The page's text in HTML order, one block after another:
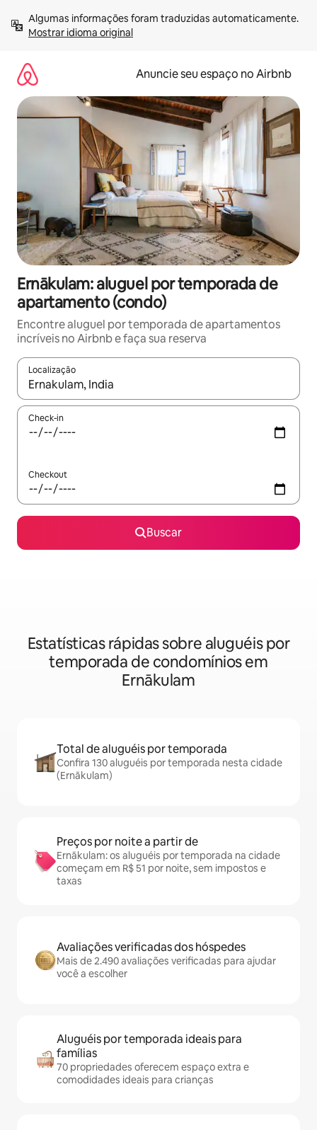
para
Mostrar idioma original
Anuncie seu espaço no Airbnb
Ernākulam: aluguel por temporada de
apartamento (condo)
Encontre aluguel por temporada de apartamentos
incríveis no Airbnb e faça sua reserva
Localização
Quando os resultados estiverem disponíveis, explore-os
Check-in
Checkout
Buscar
Estatísticas rápidas sobre aluguéis por
temporada de condomínios em
Ernākulam
Total de aluguéis por temporada
Confira 130 aluguéis por temporada nesta cidade
(Ernākulam)
Preços por noite a partir de
Ernākulam: os aluguéis por temporada na cidade
começam em R$ 51 por noite, sem impostos e
taxas
Avaliações verificadas dos hóspedes
Mais de 2.490 avaliações verificadas para ajudar
você a escolher
Aluguéis por temporada ideais para
famílias
70 propriedades oferecem espaço extra e
comodidades ideais para crianças